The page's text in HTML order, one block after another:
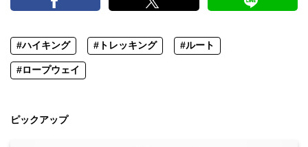
#ハイキング #トレッキング #ルート
#ロープウェイ
ピックアップ